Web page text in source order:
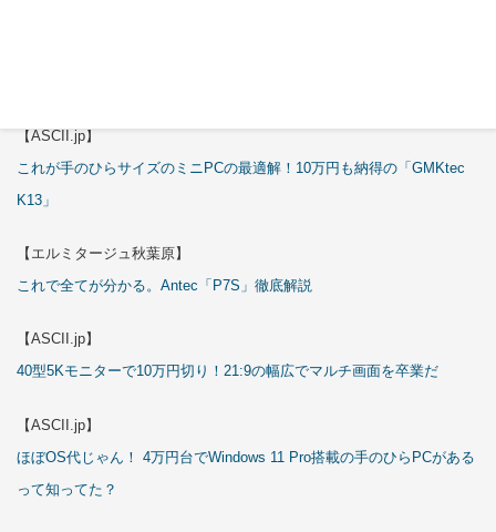
【ASCII.jp】
これが手のひらサイズのミニPCの最適解！10万円も納得の「GMKtec
K13」
【エルミタージュ秋葉原】
これで全てが分かる。Antec「P7S」徹底解説
【ASCII.jp】
40型5Kモニターで10万円切り！21:9の幅広でマルチ画面を卒業だ
【ASCII.jp】
ほぼOS代じゃん！ 4万円台でWindows 11 Pro搭載の手のひらPCがある
って知ってた？